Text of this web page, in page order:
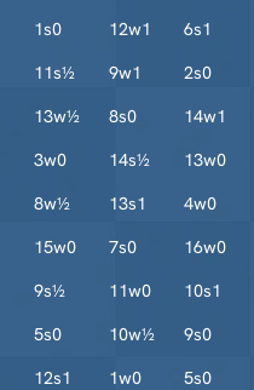
1s0 12w1 6s1
11s½ 9w1 2s0
13w½ 8s0 14w1
3w0 14s½ 13w0
8w½ 13s1 4w0
15w0 7s0 16w0
9s½ 11w0 10s1
5s0 10w½ 9s0
12s1 1w0 5s0